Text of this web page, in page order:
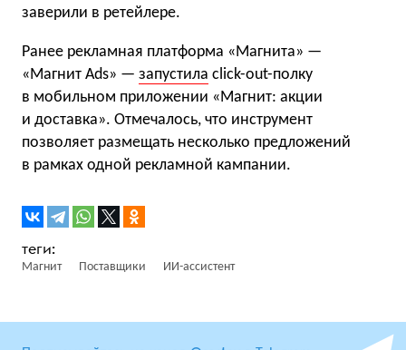
заверили в ретейлере.
Ранее рекламная платформа «Магнита» —
«Магнит Ads» — запустила click-out-полку
в мобильном приложении «Магнит: акции
и доставка». Отмечалось, что инструмент
позволяет размещать несколько предложений
в рамках одной рекламной кампании.
Магнит Поставщики ИИ-ассистент